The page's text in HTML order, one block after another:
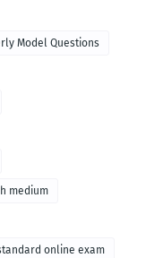
Model Questions
medium
online exam